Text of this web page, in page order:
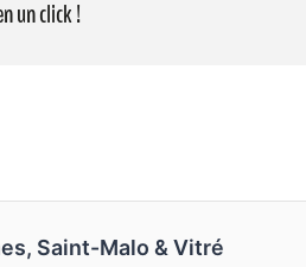
un click !
Saint-Malo & Vitré